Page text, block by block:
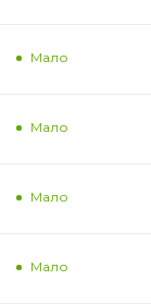
Мало
Мало
Мало
Мало